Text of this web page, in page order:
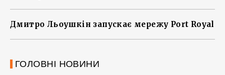
Дмитро Льоушкін запускає мережу Port Royal
ГОЛОВНІ НОВИНИ